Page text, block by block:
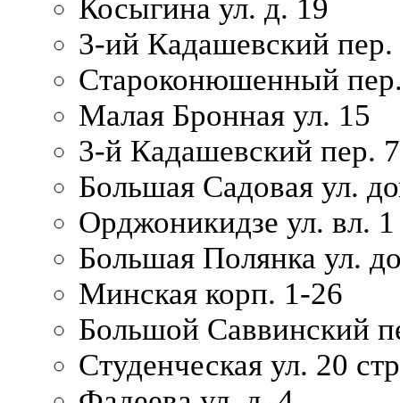
Косыгина ул. д. 19
3-ий Кадашевский пер.
Староконюшенный
Малая Бронная ул. 15
3-й Кадашевский пер.
Большая Садовая ул.
Орджоникидзе ул. вл. 1
Большая Полянка ул.
Минская корп. 1-26
Большой Саввинский
Студенческая ул. 20